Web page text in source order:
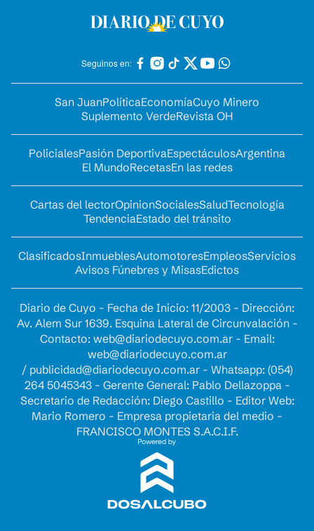
Seguinos en:
San JuanPolíticaEconomíaCuyo Minero
Suplemento VerdeRevista OH
PolicialesPasión DeportivaEspectáculosArgentina
El MundoRecetasEn las redes
Cartas del lectorOpinionSocialesSaludTecnología
TendenciaEstado del tránsito
ClasificadosInmueblesAutomotoresEmpleosServicios
Avisos Fúnebres y MisasEdictos
Diario de Cuyo - Fecha de Inicio: 11/2003 - Dirección:
Av. Alem Sur 1639. Esquina Lateral de Circunvalación -
Contacto: web@diariodecuyo.com.ar- Email:
web@diariodecuyo.com.ar
/ publicidad@diariodecuyo.com.ar- Whatsapp: (054)
264 5045343 - Gerente General: Pablo Dellazoppa -
Secretario de Redacción: Diego Castillo - Editor Web:
Mario Romero - Empresa propietaria del medio -
FRANCISCO MONTES S.A.C.I.F.